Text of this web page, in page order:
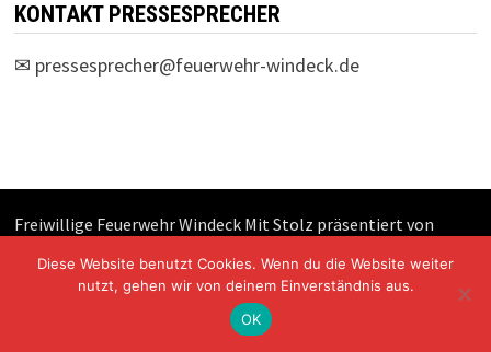
KONTAKT PRESSESPRECHER
✉ pressesprecher@feuerwehr-windeck.de
Freiwillige Feuerwehr Windeck Mit Stolz präsentiert von
Diese Website benutzt Cookies. Wenn du die Website weiter
nutzt, gehen wir von deinem Einverständnis aus.
OK